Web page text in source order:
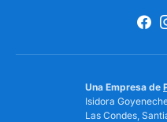
Una Empresa de
Isidora
Las Condes,